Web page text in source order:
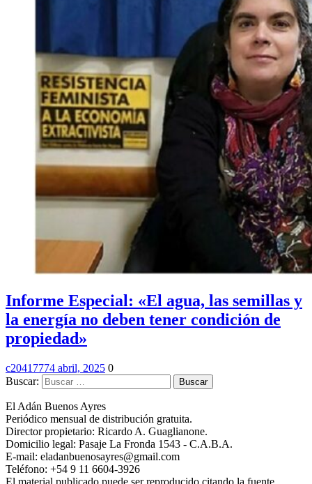
Informe Especial: «El agua, las semillas y
la energía no deben tener condición de
propiedad»
c20417774 abril, 2025 0
Buscar:
El Adán Buenos Ayres
Periódico mensual de distribución gratuita.
Director propietario: Ricardo A. Guaglianone.
Domicilio legal: Pasaje La Fronda 1543 - C.A.B.A.
E-mail: eladanbuenosayres@gmail.com
Teléfono: +54 9 11 6604-3926
El material publicado puede ser reproducido citando la fuente.